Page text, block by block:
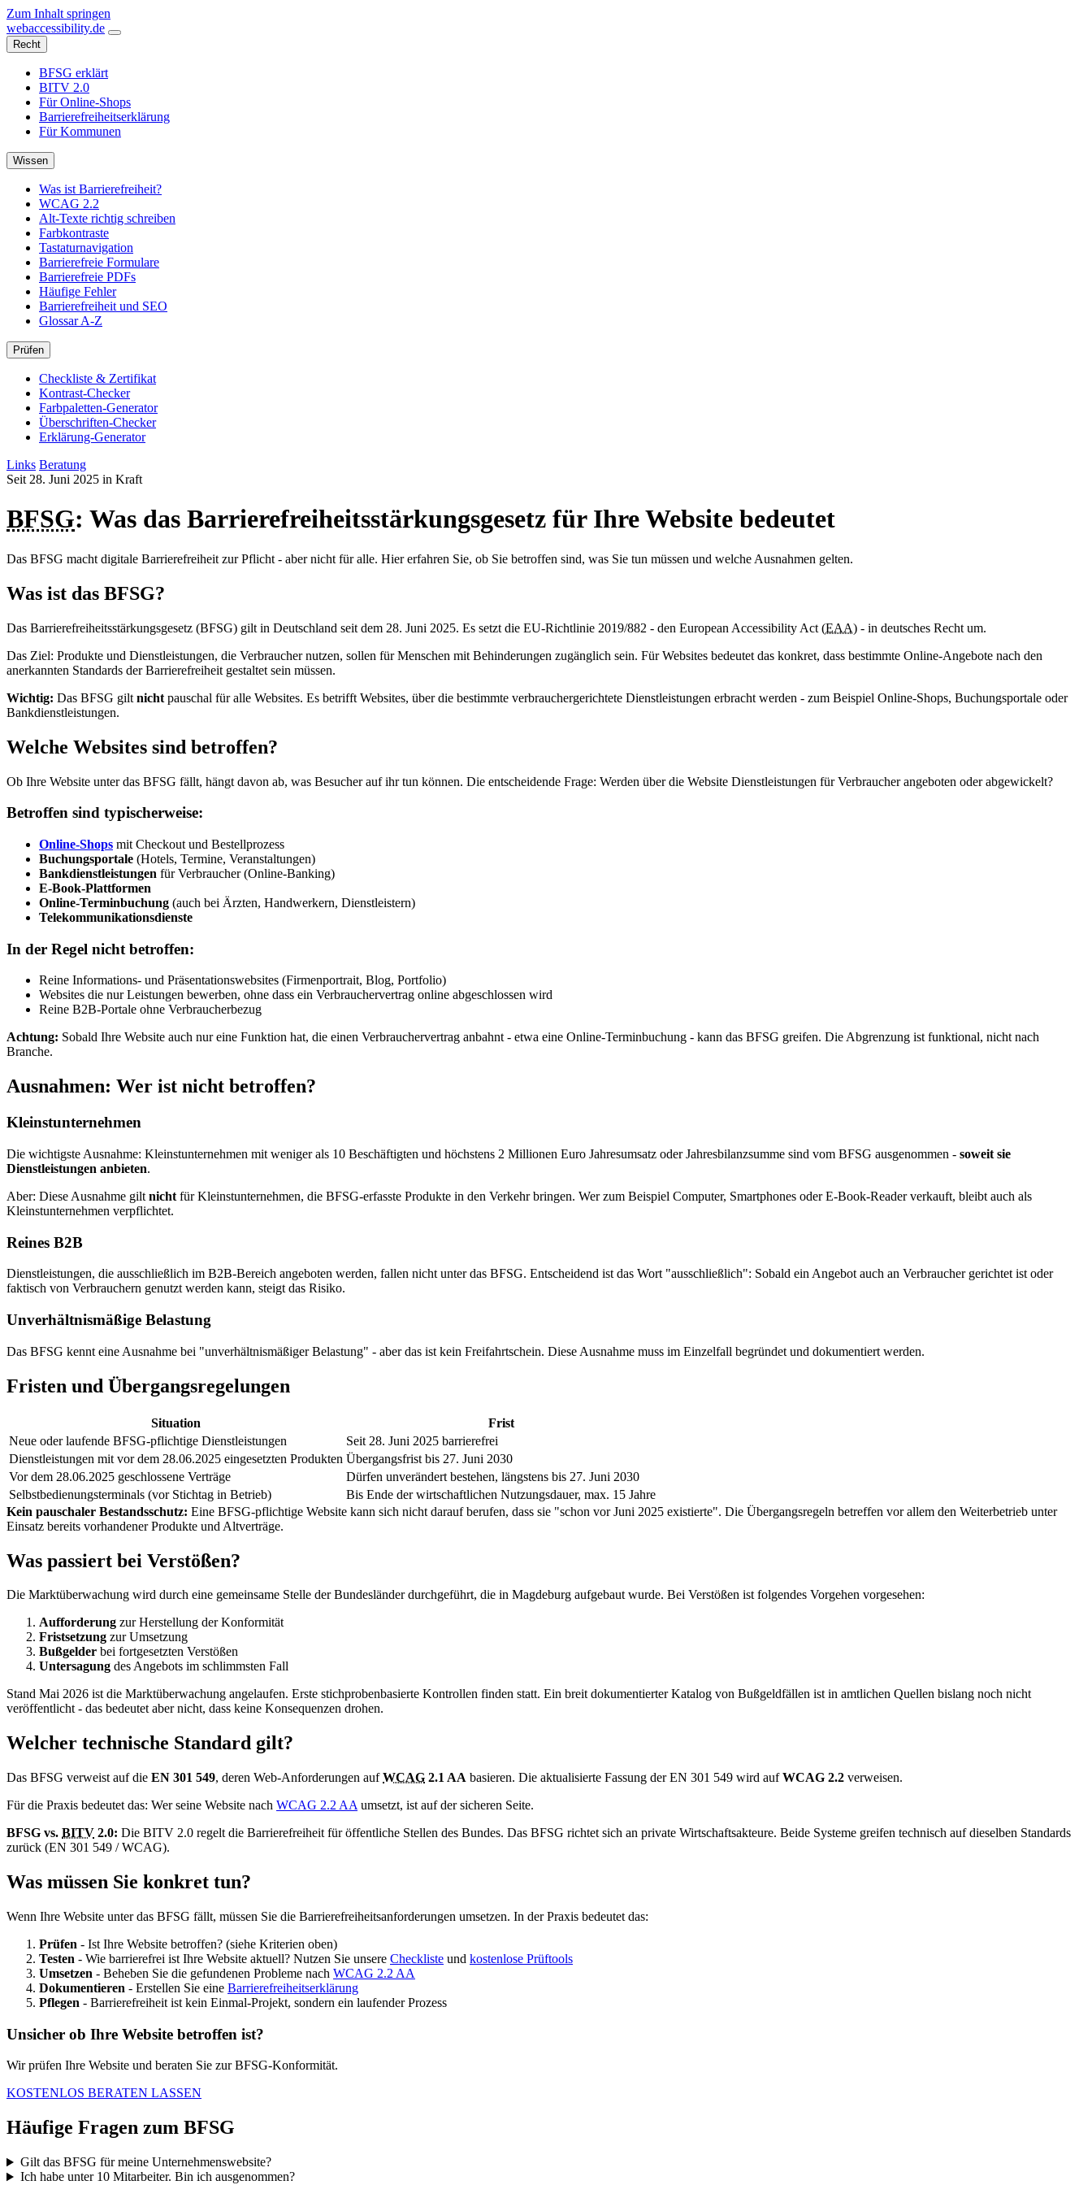
Zum Inhalt springen
webaccessibility.de
Recht
BFSG erklärt
BITV 2.0
Für Online-Shops
Barrierefreiheitserklärung
Für Kommunen
Wissen
Was ist Barrierefreiheit?
WCAG 2.2
Alt-Texte richtig schreiben
Farbkontraste
Tastaturnavigation
Barrierefreie Formulare
Barrierefreie PDFs
Häufige Fehler
Barrierefreiheit und SEO
Glossar A-Z
Prüfen
Checkliste & Zertifikat
Kontrast-Checker
Farbpaletten-Generator
Überschriften-Checker
Erklärung-Generator
Links Beratung
Seit 28. Juni 2025 in Kraft
BFSG: Was das Barrierefreiheits­stärkungsgesetz für Ihre Website bedeutet
Das BFSG macht digitale Barrierefreiheit zur Pflicht - aber nicht für alle. Hier erfahren Sie, ob Sie betroffen sind, was Sie tun müssen und welche Ausnahmen gelten.
Was ist das BFSG?
Das Barrierefreiheitsstärkungsgesetz (BFSG) gilt in Deutschland seit dem 28. Juni 2025. Es setzt die EU-Richtlinie 2019/882 - den European Accessibility Act (EAA) - in deutsches Recht um.
Das Ziel: Produkte und Dienstleistungen, die Verbraucher nutzen, sollen für Menschen mit Behinderungen zugänglich sein. Für Websites bedeutet das konkret, dass bestimmte Online-Angebote nach den
anerkannten Standards der Barrierefreiheit gestaltet sein müssen.
Wichtig: Das BFSG gilt nicht pauschal für alle Websites. Es betrifft Websites, über die bestimmte verbrauchergerichtete Dienstleistungen erbracht werden - zum Beispiel Online-Shops, Buchungsportale oder
Bankdienstleistungen.
Welche Websites sind betroffen?
Ob Ihre Website unter das BFSG fällt, hängt davon ab, was Besucher auf ihr tun können. Die entscheidende Frage: Werden über die Website Dienstleistungen für Verbraucher angeboten oder abgewickelt?
Betroffen sind typischerweise:
Online-Shops mit Checkout und Bestellprozess
Buchungsportale (Hotels, Termine, Veranstaltungen)
Bankdienstleistungen für Verbraucher (Online-Banking)
E-Book-Plattformen
Online-Terminbuchung (auch bei Ärzten, Handwerkern, Dienstleistern)
Telekommunikationsdienste
In der Regel nicht betroffen:
Reine Informations- und Präsentationswebsites (Firmenportrait, Blog, Portfolio)
Websites die nur Leistungen bewerben, ohne dass ein Verbrauchervertrag online abgeschlossen wird
Reine B2B-Portale ohne Verbraucherbezug
Achtung: Sobald Ihre Website auch nur eine Funktion hat, die einen Verbrauchervertrag anbahnt - etwa eine Online-Terminbuchung - kann das BFSG greifen. Die Abgrenzung ist funktional, nicht nach
Branche.
Ausnahmen: Wer ist nicht betroffen?
Kleinstunternehmen
Die wichtigste Ausnahme: Kleinstunternehmen mit weniger als 10 Beschäftigten und höchstens 2 Millionen Euro Jahresumsatz oder Jahresbilanzsumme sind vom BFSG ausgenommen - soweit sie
Dienstleistungen anbieten.
Aber: Diese Ausnahme gilt nicht für Kleinstunternehmen, die BFSG-erfasste Produkte in den Verkehr bringen. Wer zum Beispiel Computer, Smartphones oder E-Book-Reader verkauft, bleibt auch als
Kleinstunternehmen verpflichtet.
Reines B2B
Dienstleistungen, die ausschließlich im B2B-Bereich angeboten werden, fallen nicht unter das BFSG. Entscheidend ist das Wort "ausschließlich": Sobald ein Angebot auch an Verbraucher gerichtet ist oder
faktisch von Verbrauchern genutzt werden kann, steigt das Risiko.
Unverhältnismäßige Belastung
Das BFSG kennt eine Ausnahme bei "unverhältnismäßiger Belastung" - aber das ist kein Freifahrtschein. Diese Ausnahme muss im Einzelfall begründet und dokumentiert werden.
Fristen und Übergangsregelungen
Situation
Frist
Neue oder laufende BFSG-pflichtige Dienstleistungen
Seit 28. Juni 2025 barrierefrei
Dienstleistungen mit vor dem 28.06.2025 eingesetzten Produkten Übergangsfrist bis 27. Juni 2030
Vor dem 28.06.2025 geschlossene Verträge
Dürfen unverändert bestehen, längstens bis 27. Juni 2030
Selbstbedienungsterminals (vor Stichtag in Betrieb)
Bis Ende der wirtschaftlichen Nutzungsdauer, max. 15 Jahre
Kein pauschaler Bestandsschutz: Eine BFSG-pflichtige Website kann sich nicht darauf berufen, dass sie "schon vor Juni 2025 existierte". Die Übergangsregeln betreffen vor allem den Weiterbetrieb unter
Einsatz bereits vorhandener Produkte und Altverträge.
Was passiert bei Verstößen?
Die Marktüberwachung wird durch eine gemeinsame Stelle der Bundesländer durchgeführt, die in Magdeburg aufgebaut wurde. Bei Verstößen ist folgendes Vorgehen vorgesehen:
Aufforderung zur Herstellung der Konformität
Fristsetzung zur Umsetzung
Bußgelder bei fortgesetzten Verstößen
Untersagung des Angebots im schlimmsten Fall
Stand Mai 2026 ist die Marktüberwachung angelaufen. Erste stichprobenbasierte Kontrollen finden statt. Ein breit dokumentierter Katalog von Bußgeldfällen ist in amtlichen Quellen bislang noch nicht
veröffentlicht - das bedeutet aber nicht, dass keine Konsequenzen drohen.
Welcher technische Standard gilt?
Das BFSG verweist auf die EN 301 549, deren Web-Anforderungen aufWCAG 2.1 AA basieren. Die aktualisierte Fassung der EN 301 549 wird aufWCAG 2.2 verweisen.
Für die Praxis bedeutet das: Wer seine Website nach WCAG 2.2 AA umsetzt, ist auf der sicheren Seite.
BFSG vs. BITV 2.0: Die BITV 2.0 regelt die Barrierefreiheit für öffentliche Stellen des Bundes. Das BFSG richtet sich an private Wirtschaftsakteure. Beide Systeme greifen technisch auf dieselben Standards
zurück (EN 301 549 / WCAG).
Was müssen Sie konkret tun?
Wenn Ihre Website unter das BFSG fällt, müssen Sie die Barrierefreiheitsanforderungen umsetzen. In der Praxis bedeutet das:
Prüfen - Ist Ihre Website betroffen? (siehe Kriterien oben)
Testen - Wie barrierefrei ist Ihre Website aktuell? Nutzen Sie unsere Checkliste und kostenlose Prüftools
Umsetzen - Beheben Sie die gefundenen Probleme nach WCAG 2.2 AA
Dokumentieren - Erstellen Sie eine Barrierefreiheitserklärung
Pflegen - Barrierefreiheit ist kein Einmal-Projekt, sondern ein laufender Prozess
Unsicher ob Ihre Website betroffen ist?
Wir prüfen Ihre Website und beraten Sie zur BFSG-Konformität.
KOSTENLOS BERATEN LASSEN
Häufige Fragen zum BFSG
Gilt das BFSG für meine Unternehmenswebsite?
Ich habe unter 10 Mitarbeiter. Bin ich ausgenommen?